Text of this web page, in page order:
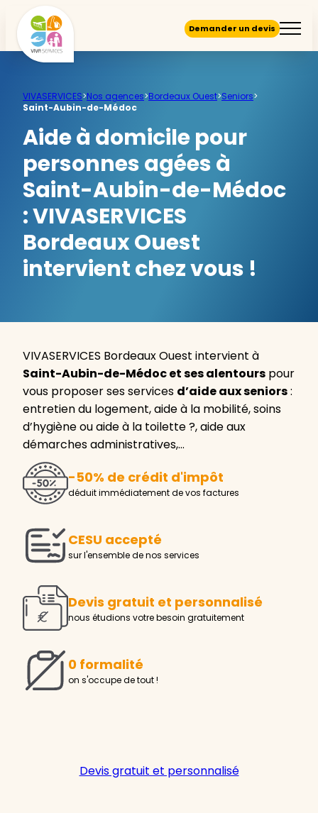
Demander un devis
VIVASERVICES>Nos agences>Bordeaux Ouest>Seniors>
Saint-Aubin-de-Médoc
Aide à domicile pour
personnes agées à
Saint-Aubin-de-Médoc
:VIVASERVICES
Bordeaux Ouest
intervient chez vous !
VIVASERVICES Bordeaux Ouest intervient à
Saint-Aubin-de-Médoc et ses alentours pour
vous proposer ses services d’aide aux seniors:
entretien du logement, aide à la mobilité, soins
d’hygiène ou aide à la toilette ?, aide aux
démarches administratives,…
-50% de crédit d'impôt
déduit immédiatement de vos factures
CESU accepté
sur l'ensemble de nos services
Devis gratuit et personnalisé
nous étudions votre besoin gratuitement
0 formalité
on s'occupe de tout !
Devis gratuit et personnalisé